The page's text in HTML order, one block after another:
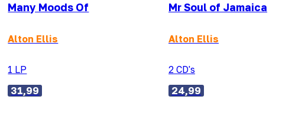
Many Moods Of
Alton Ellis
1 LP
31,99
Mr Soul of Jamaica
Alton Ellis
2 CD's
24,99